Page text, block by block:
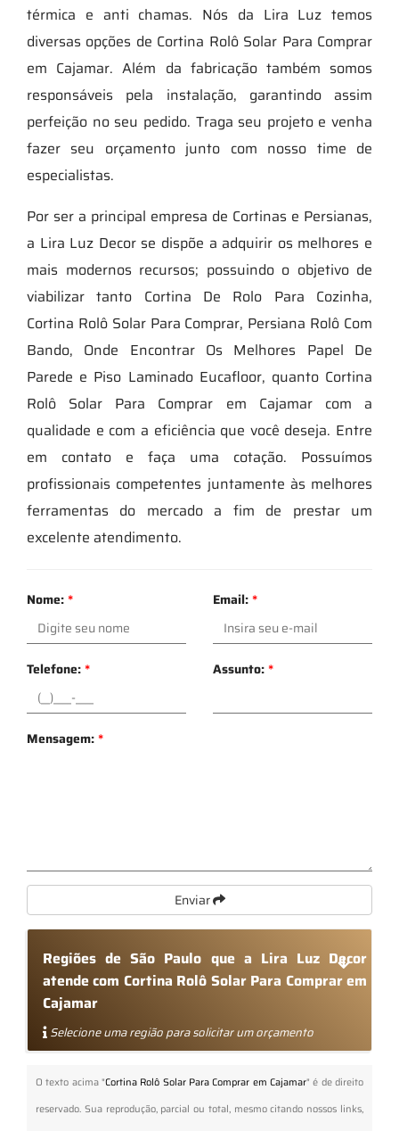
térmica e anti chamas. Nós da Lira Luz temos
diversas opções de Cortina Rolô Solar Para Comprar
em Cajamar. Além da fabricação também somos
responsáveis pela instalação, garantindo assim
perfeição no seu pedido. Traga seu projeto e venha
fazer seu orçamento junto com nosso time de
especialistas.
Por ser a principal empresa de Cortinas e Persianas,
a Lira Luz Decor se dispõe a adquirir os melhores e
mais modernos recursos; possuindo o objetivo de
viabilizar tanto Cortina De Rolo Para Cozinha,
Cortina Rolô Solar Para Comprar, Persiana Rolô Com
Bando, Onde Encontrar Os Melhores Papel De
Parede e Piso Laminado Eucafloor, quanto Cortina
Rolô Solar Para Comprar em Cajamar com a
qualidade e com a eficiência que você deseja. Entre
em contato e faça uma cotação. Possuímos
profissionais competentes juntamente às melhores
ferramentas do mercado a fim de prestar um
excelente atendimento.
Nome:* Email:*
Telefone:* Assunto:*
Mensagem:*
Enviar
Regiões de São Paulo que a Lira Luz Decor
atende com Cortina Rolô Solar Para Comprar em
Cajamar
Selecione uma região para solicitar um orçamento
O texto acima "Cortina Rolô Solar Para Comprar em Cajamar" é de direito
reservado. Sua reprodução, parcial ou total, mesmo citando nossos links,